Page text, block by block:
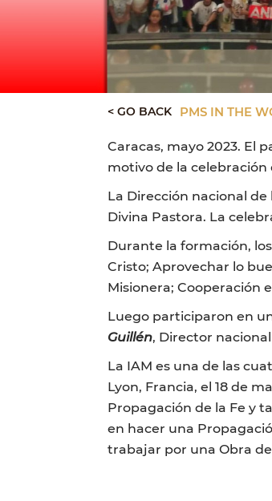
< GO BACK PMS IN THE
Caracas, mayo 2023. El
motivo de la celebración
La Dirección nacional de
Divina Pastora. La
Durante la formación,
Cristo; Aprovechar lo
Misionera; Cooperación
Luego participaron en
Guillén, Director
La IAM es una de las
Lyon, Francia, el 18 de
Propagación de la Fe y
en hacer una
trabajar por una Obra